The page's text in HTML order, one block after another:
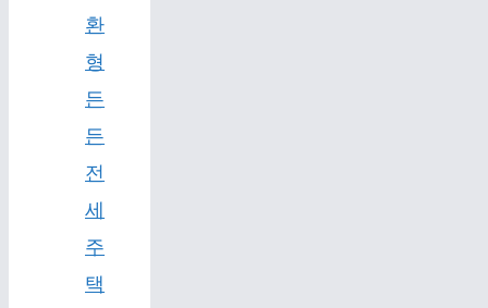
환
형
든
든
전
세
주
택